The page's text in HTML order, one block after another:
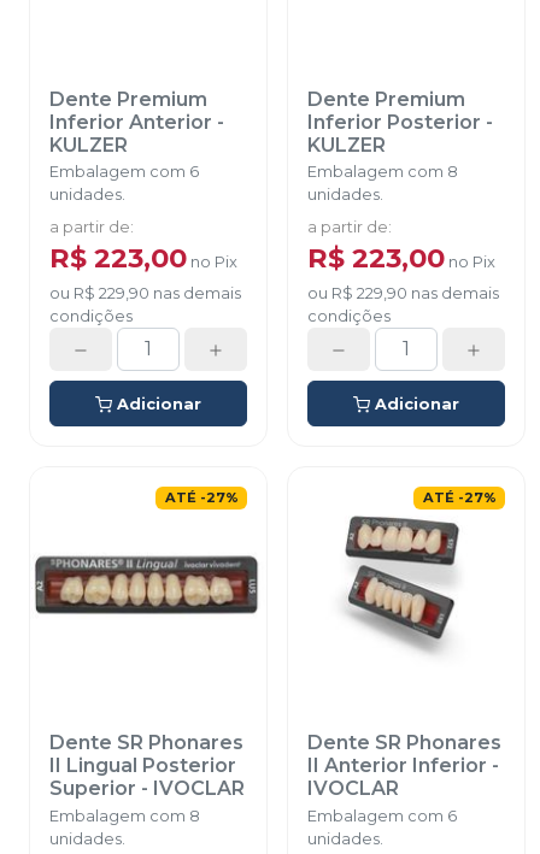
Dente Premium
Inferior Anterior -
KULZER
Embalagem com 6
unidades.
a partir de:
R$ 223,00 no Pix
ou R$ 229,90 nas demais
condições
Adicionar
Dente Premium
Inferior Posterior -
KULZER
Embalagem com 8
unidades.
a partir de:
R$ 223,00 no Pix
ou R$ 229,90 nas demais
condições
Adicionar
ATÉ -27%
Dente SR Phonares
II Lingual Posterior
Superior - IVOCLAR
Embalagem com 8
unidades.
ATÉ -27%
Dente SR Phonares
II Anterior Inferior -
IVOCLAR
Embalagem com 6
unidades.